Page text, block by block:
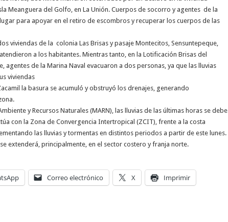
Meanguera del Golfo, en La Unión. Cuerpos de socorro y agentes de la
para apoyar en el retiro de escombros y recuperar los cuerpos de las
viviendas de la colonia Las Brisas y pasaje Montecitos, Sensuntepeque,
a los habitantes. Mientras tanto, en la Lotificación Brisas del
agentes de la Marina Naval evacuaron a dos personas, ya que las lluvias
viviendas
la basura se acumuló y obstruyó los drenajes, generando
y Recursos Naturales (MARN), las lluvias de las últimas horas se debe
con la Zona de Convergencia Intertropical (ZCIT), frente a la costa
las lluvias y tormentas en distintos periodos a partir de este lunes.
extenderá, principalmente, en el sector costero y franja norte.
Correo electrónico X Imprimir